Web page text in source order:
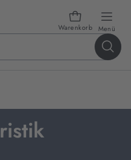
Warenkorb Menü